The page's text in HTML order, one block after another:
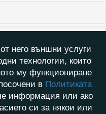
него външни услуги
технологии, които
му функциониране
в Политиката
информация или ако
си за някои или